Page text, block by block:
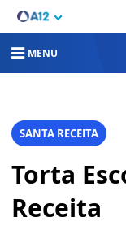
MENU
SANTA RECEITA
Torta
Receita